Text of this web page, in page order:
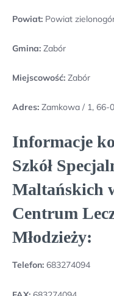
Powiat: Powiat
Gmina: Zabór
Miejscowość: Zabór
Adres: Zamkowa / 1, 66-
Informacje
Szkół
Maltańskich
Centrum
Młodzieży:
Telefon: 683274094